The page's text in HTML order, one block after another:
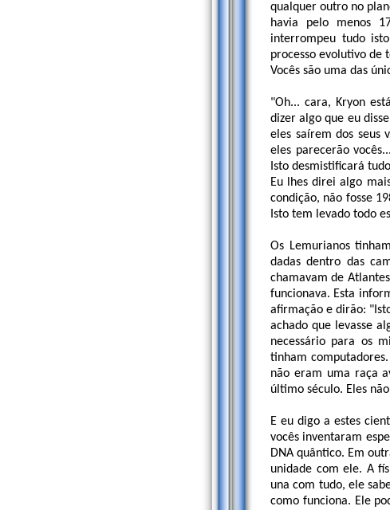
qualquer outro no
havia pelo menos
interrompeu tudo
processo evolutivo de
Vocês são uma das
"Oh... cara, Kryon
dizer algo que eu
eles saírem dos seus
eles parecerão
Isto desmistificará
Eu lhes direi algo
condição, não fosse
Isto tem levado todo
Os Lemurianos
dadas dentro das
chamavam de
funcionava. Esta
afirmação e dirão:
achado que levasse
necessário para os
tinham
não eram uma raça
último século. Eles
E eu digo a estes
vocês inventaram
DNA quântico. Em
unidade com ele. A
una com tudo, ele
como funciona. Ele